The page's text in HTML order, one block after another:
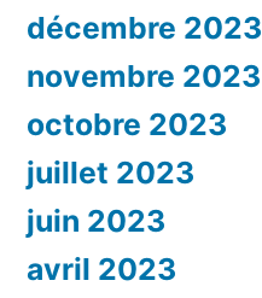
décembre 2023
novembre 2023
octobre 2023
juillet 2023
juin 2023
avril 2023